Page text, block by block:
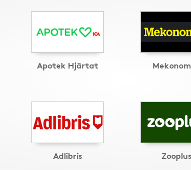
Apotek Hjärtat
Adlibris Zooplus